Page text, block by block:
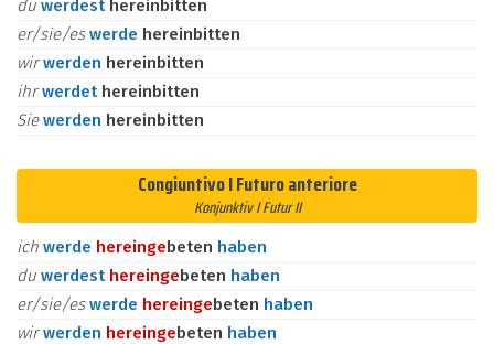
du werdest hereinbitten
er/sie/eswerde hereinbitten
wirwerden hereinbitten
ihrwerdet hereinbitten
Siewerden hereinbitten
Congiuntivo I Futuro anteriore
Konjunktiv I Futur II
ich werde hereingebeten haben
du werdest hereingebeten haben
er/sie/eswerde hereingebeten haben
wirwerden hereingebeten haben